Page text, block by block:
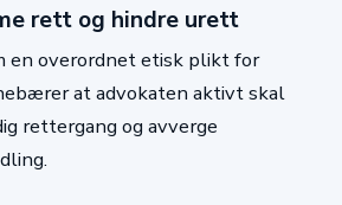
rett og hindre urett
en overordnet etisk plikt for
at advokaten aktivt skal
rettergang og avverge